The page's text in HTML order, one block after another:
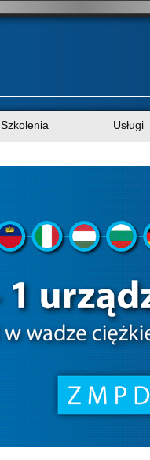
Szkolenia Usługi